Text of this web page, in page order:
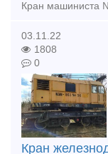
03.11.22
1808
0
Кран